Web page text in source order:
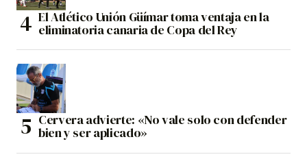
El Atlético Unión Güímar toma ventaja en la
eliminatoria canaria de Copa del Rey
Cervera advierte: «No vale solo con defender
bien y ser aplicado»